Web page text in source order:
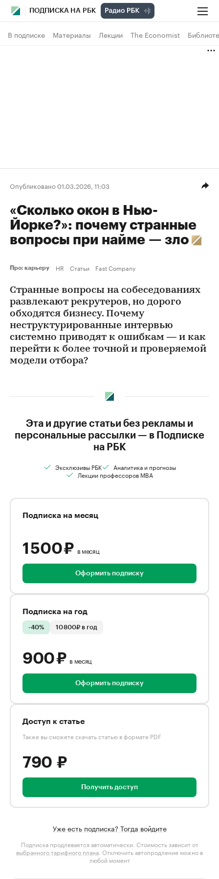
ПОДПИСКА НА РБК
В подписке Материалы Лекции The Economist
Опубликовано 01.03.2026, 11:03
«Сколько окон в Нью-
Йорке?»: почему странные
вопросы при найме — зло
Про: карьеру HR Статьи Fast Company
Странные вопросы на собеседованиях
развлекают рекрутеров, но дорого
обходятся бизнесу. Почему
неструктурированные интервью
системно приводят к ошибкам — и как
перейти к более точной и проверяемой
модели отбора?
Эта и другие статьи без рекламы и
персональные рассылки — в Подписке
на РБК
Эксклюзивы РБК
Аналитика и прогнозы
Лекции профессоров MBA
Подписка на месяц
1 500 ₽ в месяц
Оформить подписку
Подписка на год
-40% 10 800₽ в год
900 ₽ в месяц
Оформить подписку
Доступ к статье
Также вы сможете скачать статью в формате PDF
790 ₽
Получить доступ
Уже есть подписка? Тогда войдите
Подписка продлевается автоматически. Стоимость зависит от
выбранного тарифного плана . Отключить автопродление можно в
любой момент